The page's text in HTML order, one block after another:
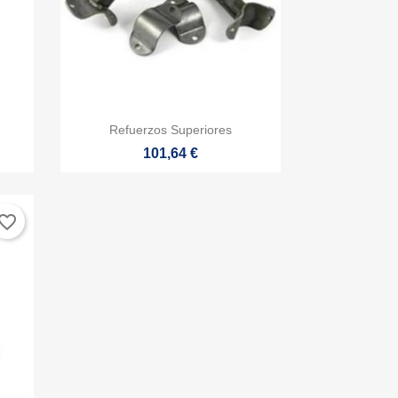
Vista rápida
Refuerzos Superiores
101,64 €